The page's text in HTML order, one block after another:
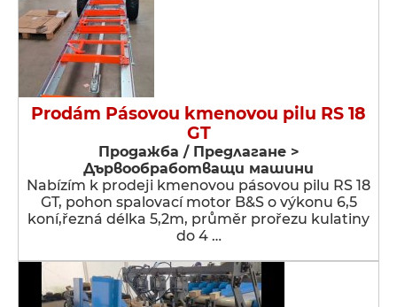
Prodám Pásovou kmenovou pilu RS 18
GT
Продажба / Предлагане >
Дървообработващи машини
Nabízím k prodeji kmenovou pásovou pilu RS 18
GT, pohon spalovací motor B&S o výkonu 6,5
koní,řezná délka 5,2m, průměr prořezu kulatiny
do 4 …